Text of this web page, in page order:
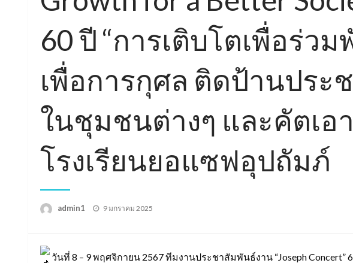
60 ปี “การเติบโตเพื่อร่ว
เพื่อการกุศล ติดป้านประ
ในชุมชนต่างๆ และคัตเอ
โรงเรียนยอแซฟอุปถัมภ์
admin1
Posted
9 มกราคม 2025
วันที่ 8 – 9 พฤศจิกายน 2567 ทีมงานประชาสัมพันธ์งาน “Joseph Concert”